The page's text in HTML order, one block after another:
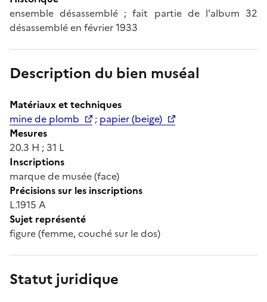
ensemble désassemblé ; fait partie de l'album 32
désassemblé en février 1933
Description du bien muséal
Matériaux et techniques
mine de plomb
; papier (beige)
Mesures
20.3 H ; 31 L
Inscriptions
marque de musée (face)
Précisions sur les inscriptions
L.1915 A
Sujet représenté
figure (femme, couché sur le dos)
Statut juridique